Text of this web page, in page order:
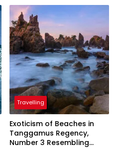
President
Travelling
Exoticism of Beaches in
Tanggamus Regency,
Number 3 Resembling